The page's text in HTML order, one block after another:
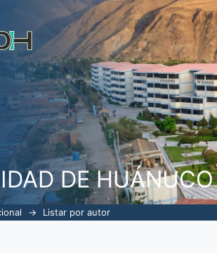
DE HUÁNUCO
→ Listar por autor